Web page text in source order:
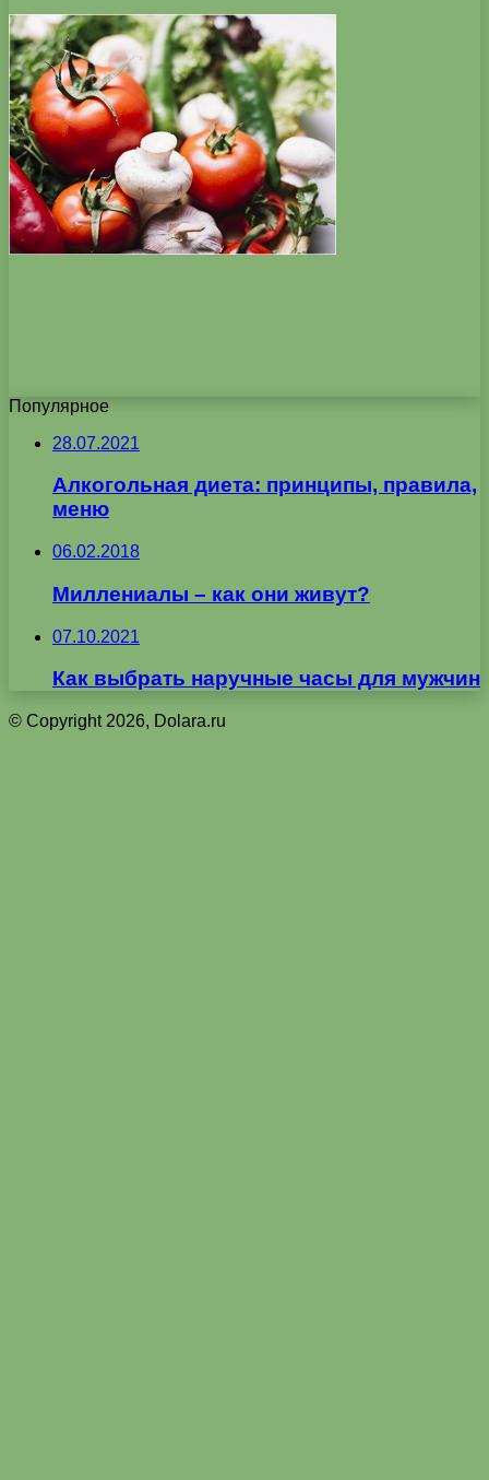
Популярное
28.07.2021
Алкогольная диета: принципы, правила,
меню
06.02.2018
Миллениалы – как они живут?
07.10.2021
Как выбрать наручные часы для мужчин
© Copyright 2026, Dolara.ru